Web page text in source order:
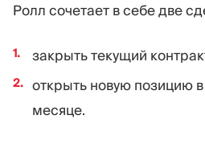
Ролл сочетает в себе две
закрыть текущий
открыть новую позицию
месяце.